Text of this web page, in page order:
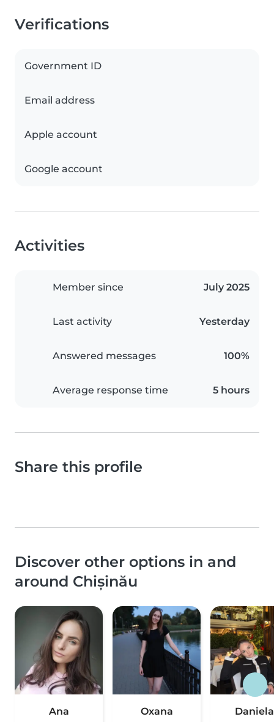
Verifications
Government ID
Email address
Apple account
Google account
Activities
Member since July 2025
Last activity Yesterday
Answered messages 100%
Average response time 5 hours
Share this profile
Discover other options in and
around Chișinău
Ana Oxana Daniela